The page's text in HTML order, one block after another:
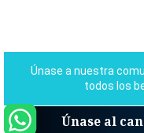
Únase al